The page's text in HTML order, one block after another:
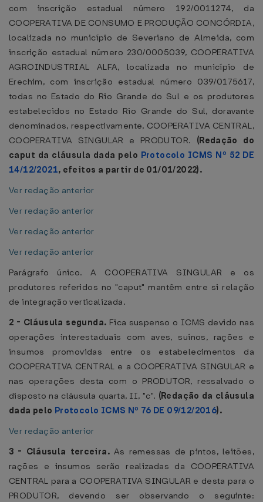
com inscrição estadual número 192/0011274, da
COOPERATIVA DE CONSUMO E PRODUÇÃO CONCÓRDIA,
localizada no município de Severiano de Almeida, com
inscrição estadual número 230/0005039, COOPERATIVA
AGROINDUSTRIAL ALFA, localizada no município de
Erechim, com inscrição estadual número 039/0175617,
todas no Estado do Rio Grande do Sul e os produtores
estabelecidos no Estado Rio Grande do Sul, doravante
denominados, respectivamente, COOPERATIVA CENTRAL,
COOPERATIVA SINGULAR e PRODUTOR. (Redação do
caput da cláusula dada pelo Protocolo ICMS Nº 52 DE
14/12/2021, efeitos a partir de 01/01/2022).
Ver redação anterior
Ver redação anterior
Ver redação anterior
Ver redação anterior
Parágrafo único. A COOPERATIVA SINGULAR e os
produtores referidos no "caput" mantêm entre si relação
de integração verticalizada.
2 - Cláusula segunda. Fica suspenso o ICMS devido nas
operações interestaduais com aves, suínos, rações e
insumos promovidas entre os estabelecimentos da
COOPERATIVA CENTRAL e a COOPERATIVA SINGULAR e
nas operações desta com o PRODUTOR, ressalvado o
disposto na cláusula quarta, II, "c". (Redação da cláusula
dada pelo Protocolo ICMS Nº 76 DE 09/12/2016).
Ver redação anterior
3 - Cláusula terceira. As remessas de pintos, leitões,
rações e insumos serão realizadas da COOPERATIVA
CENTRAL para a COOPERATIVA SINGULAR e desta para o
PRODUTOR, devendo ser observando o seguinte: